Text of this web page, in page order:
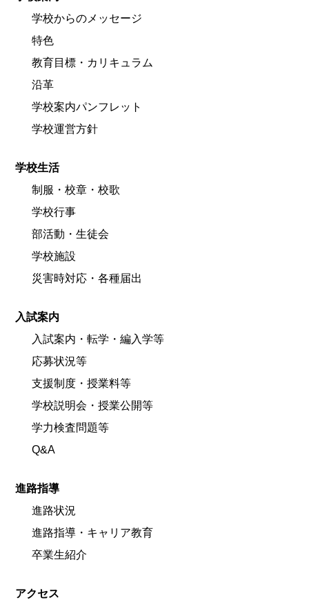
学校からのメッセージ
特色
教育目標・カリキュラム
沿革
学校案内パンフレット
学校運営方針
学校生活
制服・校章・校歌
学校行事
部活動・生徒会
学校施設
災害時対応・各種届出
入試案内
入試案内・転学・編入学等
応募状況等
支援制度・授業料等
学校説明会・授業公開等
学力検査問題等
Q&A
進路指導
進路状況
進路指導・キャリア教育
卒業生紹介
アクセス